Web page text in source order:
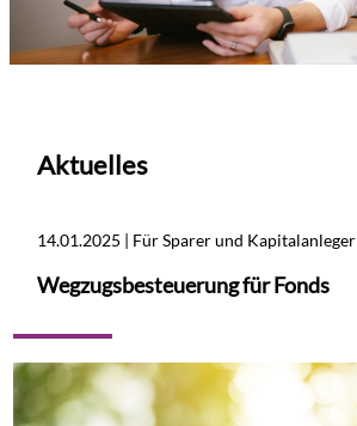
Aktuelles
14.01.2025 | Für Sparer und Kapitalanleger
Wegzugsbesteuerung für Fonds